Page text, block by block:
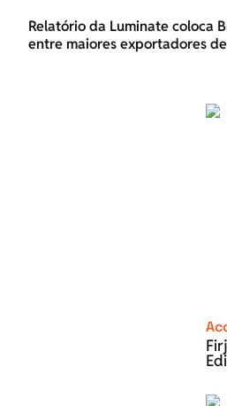
Relatório da Luminate coloca
entre maiores exportadores